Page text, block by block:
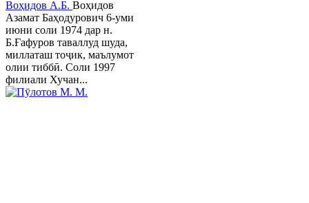
Воҳидов А.Б. Воҳидов
Азамат Баҳодурович 6-уми
июни соли 1974 дар н.
Б.Ғафуров таваллуд шуда,
миллаташ тоҷик, маълумот
олии тиббӣ. Соли 1997
филиали Хучан...